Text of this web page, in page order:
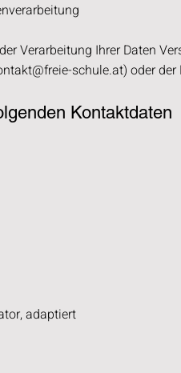
Verarbeitung Ihrer Daten
schule.at) oder
Kontaktdaten
adaptiert